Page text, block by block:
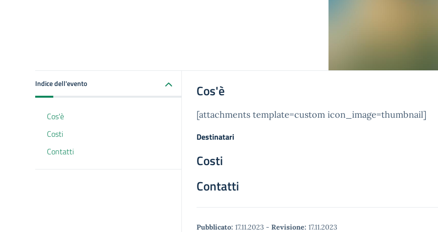
Indice dell'evento
Cos'è
Costi
Contatti
Cos'è
[attachments template=custom icon_image=thumbnail]
Destinatari
Costi
Contatti
Pubblicato: 17.11.2023 - Revisione: 17.11.2023